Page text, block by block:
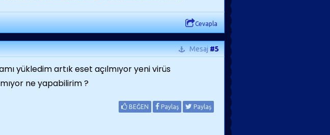
Cevapla
Mesaj#5
yükledim artık eset açılmıyor yeni virüs
ne yapabilirim ?
BEĞEN Paylaş Paylaş